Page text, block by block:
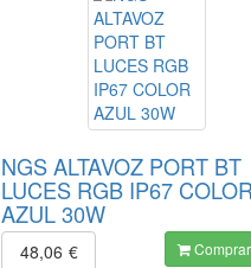
NGS ALTAVOZ PORT BT
LUCES RGB IP67 COLOR
AZUL 30W
48,06 €